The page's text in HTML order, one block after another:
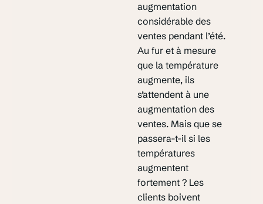
augmentation
considérable des
ventes pendant l’été.
Au fur et à mesure
que la température
augmente, ils
s’attendent à une
augmentation des
ventes. Mais que se
passera-t-il si les
températures
augmentent
fortement ? Les
clients boivent